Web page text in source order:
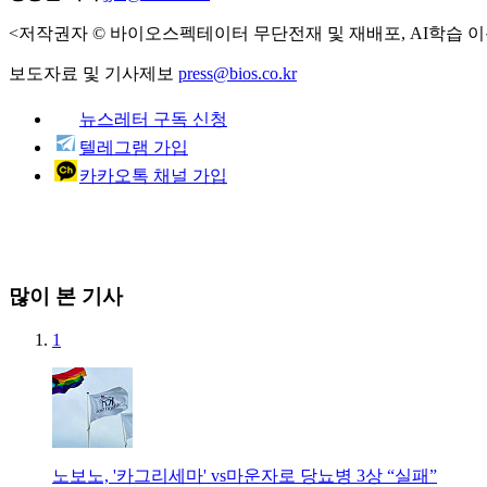
<저작권자 © 바이오스펙테이터 무단전재 및 재배포, AI학습
보도자료 및 기사제보 press@bios.co.kr
뉴스레터 구독 신청
텔레그램 가입
카카오톡 채널 가입
많이 본 기사
1
노보노, '카그리세마' vs마운자로 당뇨병 3상 “실패”